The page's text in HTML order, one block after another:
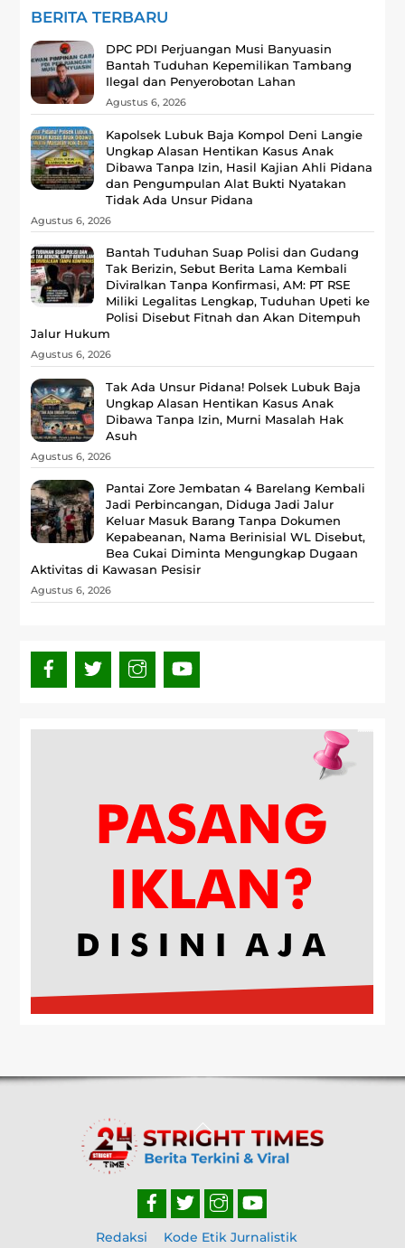
BERITA TERBARU
DPC PDI Perjuangan Musi Banyuasin
Bantah Tuduhan Kepemilikan Tambang
Ilegal dan Penyerobotan Lahan
Agustus 6, 2026
Kapolsek Lubuk Baja Kompol Deni Langie
Ungkap Alasan Hentikan Kasus Anak
Dibawa Tanpa Izin, Hasil Kajian Ahli Pidana
dan Pengumpulan Alat Bukti Nyatakan
Tidak Ada Unsur Pidana
Agustus 6, 2026
Bantah Tuduhan Suap Polisi dan Gudang
Tak Berizin, Sebut Berita Lama Kembali
Diviralkan Tanpa Konfirmasi, ‎AM: PT RSE
Miliki Legalitas Lengkap, Tuduhan Upeti ke
Polisi Disebut Fitnah dan Akan Ditempuh
Jalur Hukum
Agustus 6, 2026
Tak Ada Unsur Pidana! Polsek Lubuk Baja
Ungkap Alasan Hentikan Kasus Anak
Dibawa Tanpa Izin, Murni Masalah Hak
Asuh
Agustus 6, 2026
Pantai Zore Jembatan 4 Barelang Kembali
Jadi Perbincangan, Diduga Jadi Jalur
Keluar Masuk Barang Tanpa Dokumen
Kepabeanan, Nama Berinisial WL Disebut,
Bea Cukai Diminta Mengungkap Dugaan
Aktivitas di Kawasan Pesisir
Agustus 6, 2026
Back
To
Top
Redaksi
Kode Etik Jurnalistik